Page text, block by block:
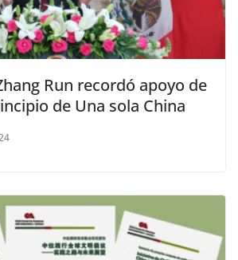
Run recordó apoyo de
de Una sola China